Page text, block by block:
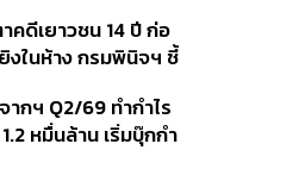
โอ
คดีเยาวชน 14 ปี ก่อ
งในห้าง กรมพินิจฯ ชี้
ประเมินปล่อยตัว
ากฯ Q2/69 ทำกำไร
หมื่นล้าน เริ่มบุ๊กกำ